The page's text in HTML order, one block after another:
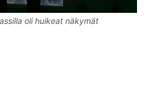
oli huikeat näkymät